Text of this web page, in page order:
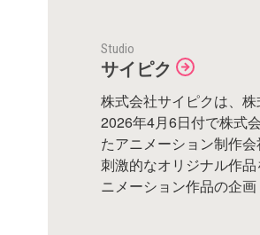
Studio
サイピク
株式会社サイピクは、
2026年4月6日付で株式
たアニメーション制作会
刺激的なオリジナル作
ニメーション作品の企画